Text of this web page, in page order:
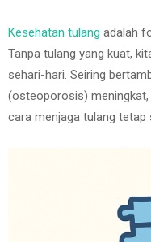
Kesehatan tulang adalah
Tanpa tulang yang kuat,
sehari-hari. Seiring
(osteoporosis)
cara menjaga tulang tetap